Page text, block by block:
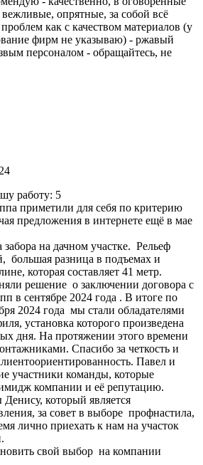
вежливые, опрятные, за собой всё
как с качеством материалов (у
фирм не указываю) - ржавый
персоналом - обращайтесь, не
работу: 5
приметили для себя по критерию
предложения в интернете ещё в мае
забора на дачном участке. Рельеф
большая разница в подъемах и
которая составляет 41 метр.
решение о заключении договора с
в сентябре 2024 года . В итоге по
2024 года мы стали обладателями
установка которого произведена
дня. На протяжении этого времени
Спасибо за четкость и
Павел и
участники команды, которые
компании и её репутацию.
который является
за совет в выборе профнастила,
лично приехать к нам на участок
свой выбор на компании